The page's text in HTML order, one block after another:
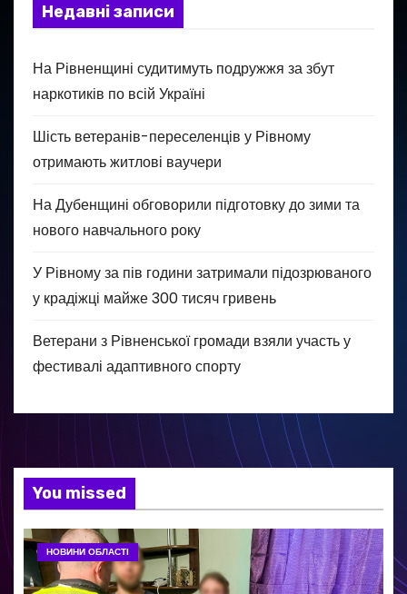
Недавні записи
На Рівненщині судитимуть подружжя за збут
наркотиків по всій Україні
Шість ветеранів-переселенців у Рівному
отримають житлові ваучери
На Дубенщині обговорили підготовку до зими та
нового навчального року
У Рівному за пів години затримали підозрюваного
у крадіжці майже 300 тисяч гривень
Ветерани з Рівненської громади взяли участь у
фестивалі адаптивного спорту
You missed
НОВИНИ ОБЛАСТІ